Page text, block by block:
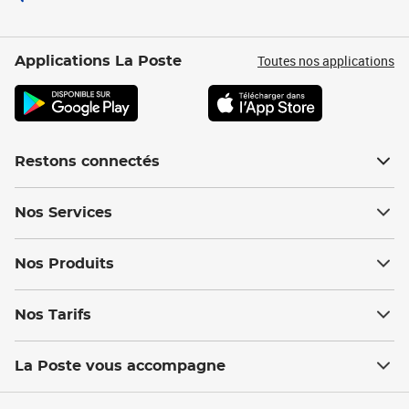
Applications La Poste Toutes nos applications
Restons connectés
Nos Services
Nos Produits
Nos Tarifs
La Poste vous accompagne